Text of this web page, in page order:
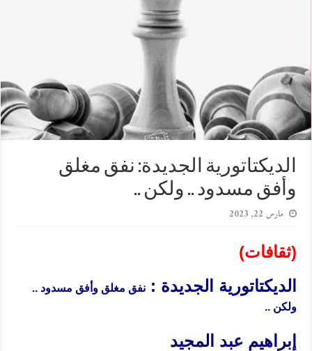
الديكتاتورية الجديدة: نفق مغلق
وأفق مسدود .. ولكن ..
مارس 22, 2023
(ثقافات)
الديكتاتورية الجديدة :نفق مغلق وأفق مسدود ..
ولكن ..
إبراهيم عبد المجيد